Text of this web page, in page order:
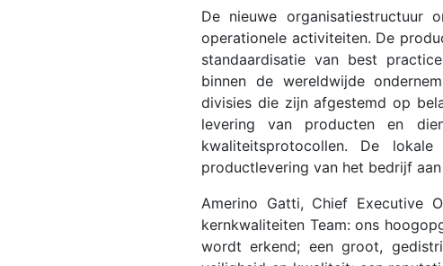
De nieuwe organisatiestructuur
operationele activiteiten. De
standaardisatie van best
binnen de wereldwijde
divisies die zijn afgestemd op
levering van producten en
kwaliteitsprotocollen. De
productlevering van het bedrijf
Amerino Gatti, Chief Executive
kernkwaliteiten Team: ons
wordt erkend; een groot,